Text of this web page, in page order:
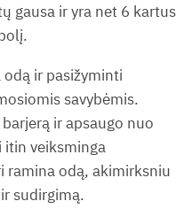
gausa ir yra net 6 kartus
ir pasižyminti
savybėmis.
ir apsaugo nuo
itin veiksminga
ramina odą, akimirksniu
sudirgimą.